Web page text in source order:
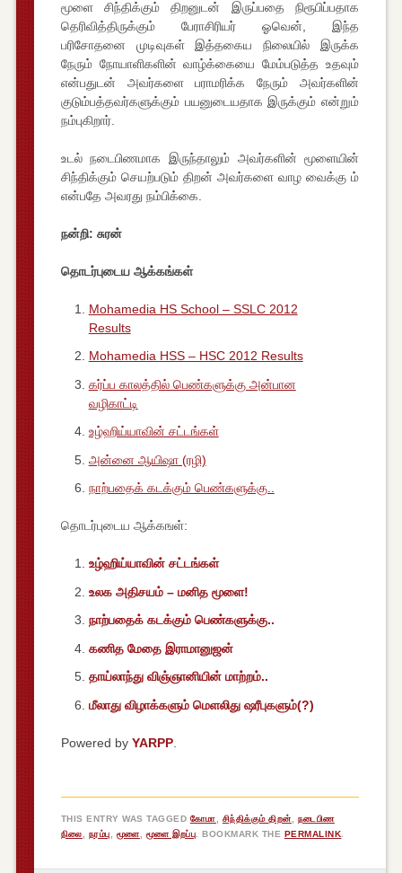
மூளை சிந்திக்கும் திறனுடன் இருப்பதை நிரூபிப்பதாக
தெரிவித்திருக்கும் பேராசிரியர் ஓவென், இந்த
பரிசோதனை முடிவுகள் இத்தகைய நிலையில் இருக்க
நேரும் நோயாளிகளின் வாழ்க்கையை மேம்படுத்த உதவும்
என்பதுடன் அவர்களை பராமரிக்க நேரும் அவர்களின்
குடும்பத்தவர்களுக்கும் பயனுடையதாக இருக்கும் என்றும்
நம்புகிறார்.
உடல் நடைபிணமாக இருந்தாலும் அவர்களின் மூளையின்
சிந்திக்கும் செயற்படும் திறன் அவர்களை வாழ வைக்கு ம்
என்பதே அவரது நம்பிக்கை.
நன்றி: சுரன்
தொடர்புடைய ஆக்கங்கள்
Mohamedia HS School – SSLC 2012
Results
Mohamedia HSS – HSC 2012 Results
கர்ப்ப காலத்தில் பெண்களுக்கு அன்பான
வழிகாட்டி
உழ்ஹிய்யாவின் சட்டங்கள்
அன்னை ஆயிஷா (ரழி)
நாற்பதைக் கடக்கும் பெண்களுக்கு..
தொடர்புடைய ஆக்கஙள்:
உழ்ஹிய்யாவின் சட்டங்கள்
உலக அதிசயம் – மனித மூளை!
நாற்பதைக் கடக்கும் பெண்களுக்கு..
கணித மேதை இராமானுஜன்
தாய்லாந்து விஞ்ஞானியின் மாற்றம்..
மீலாது விழாக்களும் மெளலிது ஷரீபுகளும்(?)
Powered by YARPP.
THIS ENTRY WAS TAGGED கோமா சிந்திக்கும் திறன்
நடைபிண
நிலை
நரம்பு மூளை மூளை இறப்பு . BOOKMARK THE PERMALINK